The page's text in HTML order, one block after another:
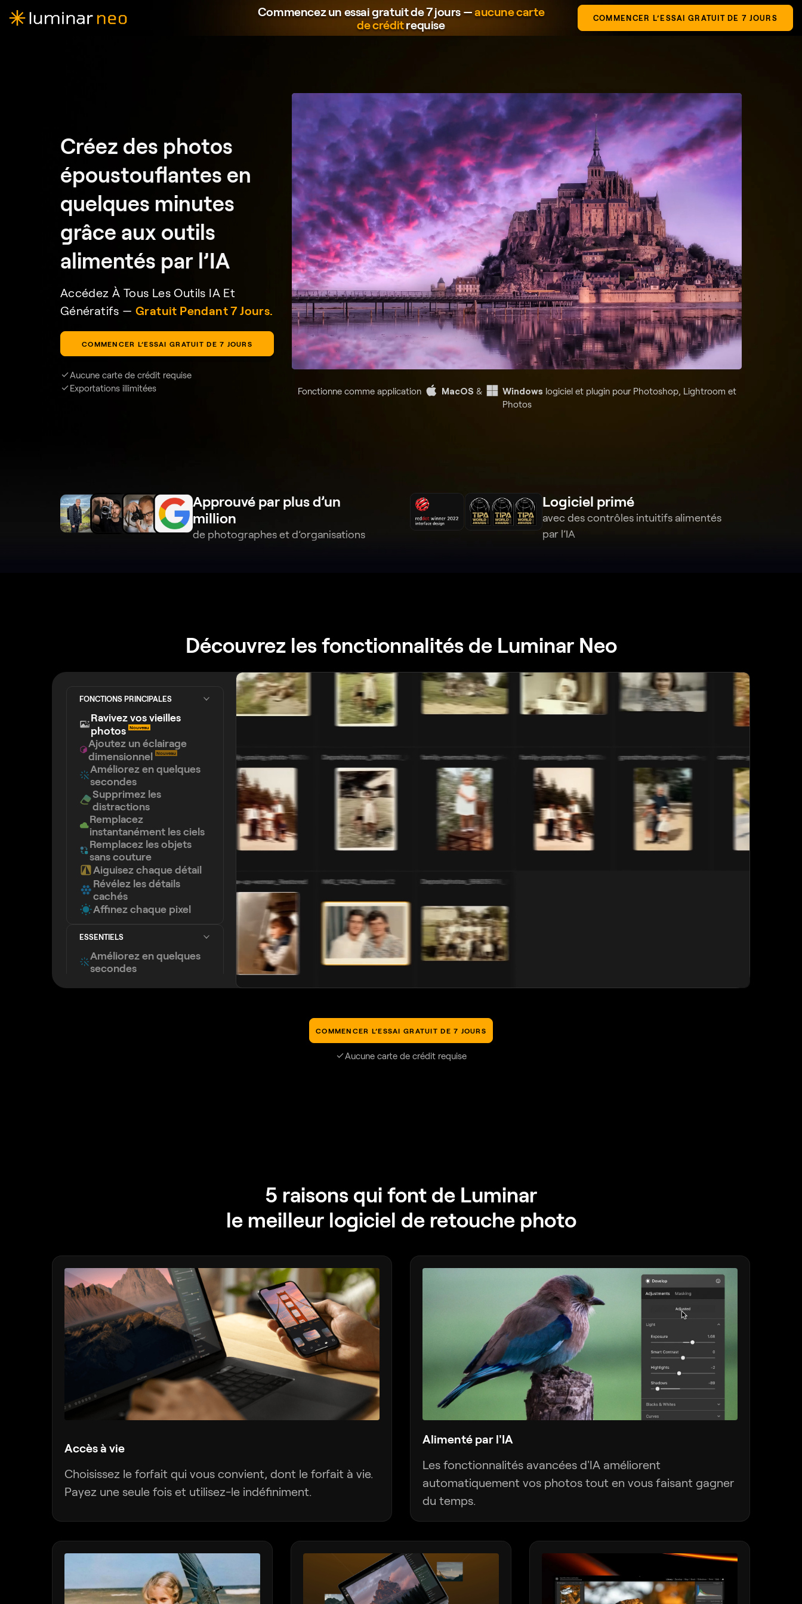
Commencez un essai gratuit de 7 jours —aucune carte
de créditrequise COMMENCER L’ESSAI GRATUIT DE 7 JOURS
Créez des photos
époustouflantes en
quelques minutes
grâce aux outils
alimentés par l’IA
Accédez À Tous Les Outils IA Et
Génératifs — Gratuit Pendant 7 Jours.
COMMENCER L’ESSAI GRATUIT DE 7 JOURS
Aucune carte de crédit requise
Exportations illimitées
Fonctionne comme application MacOS & Windows logiciel et plugin pour Photoshop, Lightroom et
Photos
Approuvé par plus d’un
million
de photographes et d’organisations
Logiciel primé
avec des contrôles intuitifs alimentés
par l’IA
Découvrez les fonctionnalités de Luminar Neo
FONCTIONS PRINCIPALES
Ravivez vos vieilles
photos Nouveau
Ajoutez un éclairage
dimensionnel Nouveau
Améliorez en quelques
secondes
Supprimez les
distractions
Remplacez
instantanément les ciels
Remplacez les objets
sans couture
Aiguisez chaque détail
Révélez les détails
cachés
Affinez chaque pixel
ESSENTIELS
Améliorez en quelques
secondes
IA GÉNÉRATIVE AMÉLIORÉS
Supprimez les
distractions
Élargissez votre scène
Remplacez les objets
QUALITÉ DE L'IMAGE
Ravivez vos vieilles
photos Nouveau
Réduisez le bruit avec
Agrandissez sans perte
CRÉATION
Ajoutez une profondeur
lumineuse
Faites l’étalonnage des
couleurs facilement
Illuminez avec du néon
COMMENCER L’ESSAI GRATUIT DE 7 JOURS
Aucune carte de crédit requise
5 raisons qui font de Luminar
le meilleur logiciel de retouche photo
Accès à vie
Choisissez le forfait qui vous convient, dont le forfait à vie.
Payez une seule fois et utilisez-le indéfiniment.
Alimenté par l'IA
Les fonctionnalités avancées d'IA améliorent
automatiquement vos photos tout en vous faisant gagner
du temps.